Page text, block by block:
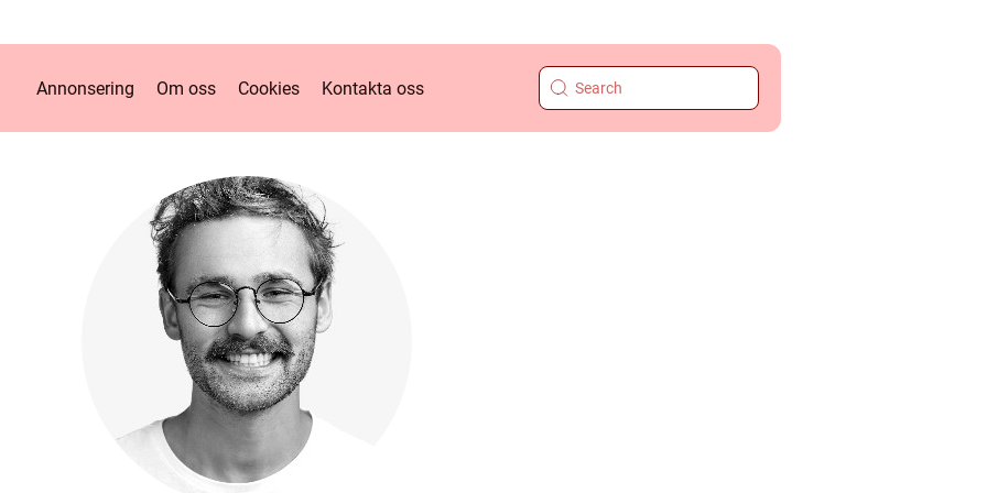
Annonsering Om oss Cookies Kontakta oss